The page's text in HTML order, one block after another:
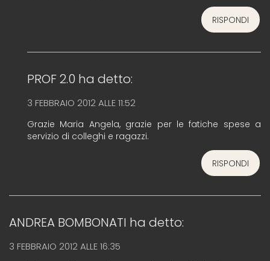
RISPONDI
PROF 2.0 ha detto:
3 FEBBRAIO 2012 ALLE 11:52
Grazie Maria Angela, grazie per le fatiche spese a
servizio di colleghi e ragazzi.
RISPONDI
ANDREA BOMBONATI ha detto:
3 FEBBRAIO 2012 ALLE 16:35